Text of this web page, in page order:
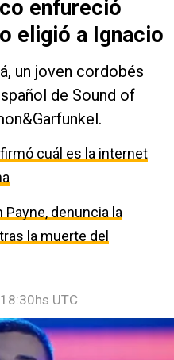
enfureció
eligió a Ignacio
un joven cordobés
de Sound of
cuál es la internet
Payne, denuncia la
la muerte del
UTC